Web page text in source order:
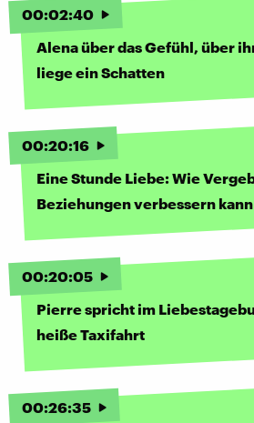
00:02:40
Alena über das Gefühl, über
liege ein Schatten
00:20:16
Eine Stunde Liebe: Wie
Beziehungen verbessern kann
00:20:05
Pierre spricht im
heiße Taxifahrt
00:26:35